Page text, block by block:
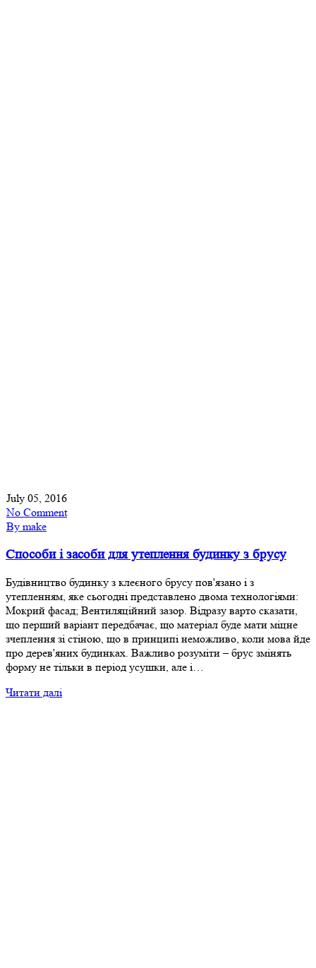
July 05, 2016
No Comment
By make
Способи і засоби для утеплення будинку з брусу
Будівництво будинку з клеєного брусу пов'язано і з
утепленням, яке сьогодні представлено двома технологіями:
Мокрий фасад; Вентиляційний зазор. Відразу варто сказати,
що перший варіант передбачає, що матеріал буде мати міцне
зчеплення зі стіною, що в принципі неможливо, коли мова йде
про дерев'яних будинках. Важливо розуміти – брус змінять
форму не тільки в період усушки, але і…
Читати далі